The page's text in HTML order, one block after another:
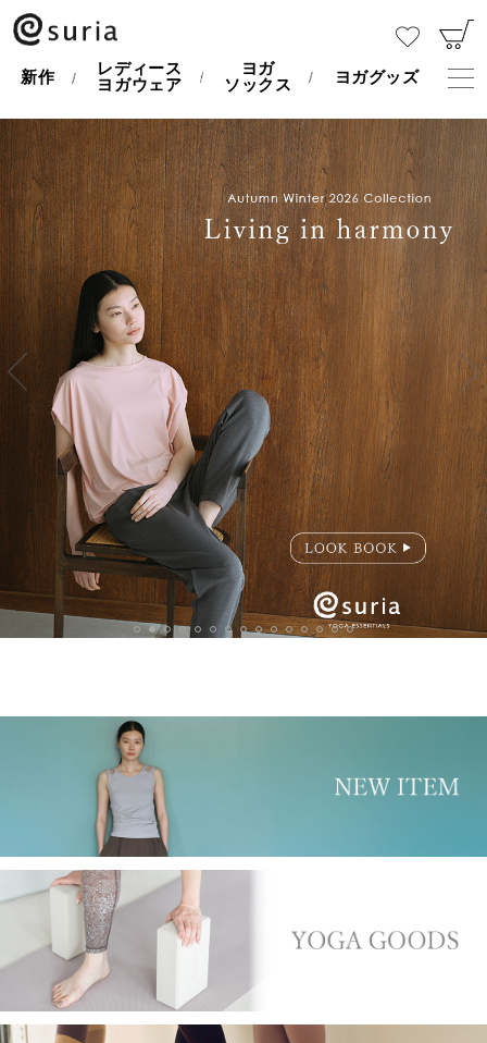
新作
レディース
ヨガウェア
ヨガ
ソックス
ヨガグッズ